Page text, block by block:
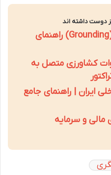
دوست داشته اند
اتصال درست شیلد (Grounding) راهنمای
کشاورزی متصل به
ایران | راهنمای جامع
مالی و سرمایه